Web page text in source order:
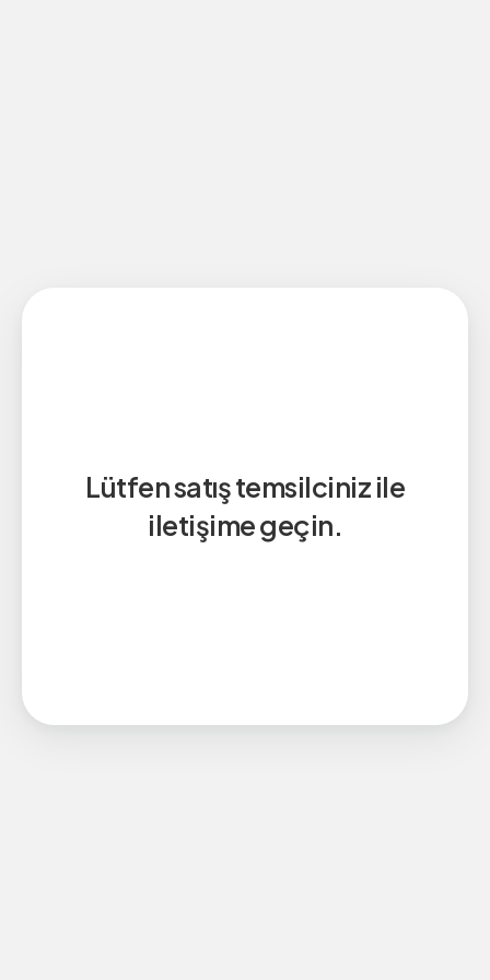
Lütfen satış temsilciniz ile
iletişime geçin.